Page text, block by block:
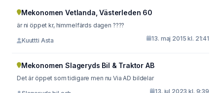
Mekonomen Vetlanda, Västerleden 60
är ni öppet kr, himmelfärds dagen ????
Kuuttti Asta 13. maj 2015 kl. 21:41
Mekonomen Slageryds Bil & Traktor AB
Det är öppet som tidigare men nu Via AD bildelar
13. jul 2023 kl. 9:39